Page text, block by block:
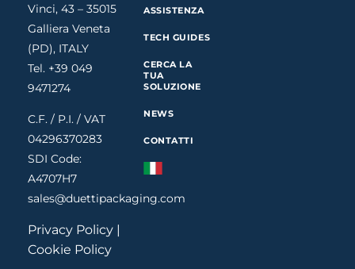
Vinci, 43 – 35015
Galliera Veneta
(PD), ITALY
Tel. +39 049
9471274
C.F. / P.I. / VAT
04296370283
SDI Code:
A4707H7
sales@duettipackaging.com
Privacy Policy |
Cookie Policy
ASSISTENZA
TECH GUIDES
CERCA LA
TUA
SOLUZIONE
NEWS
CONTATTI